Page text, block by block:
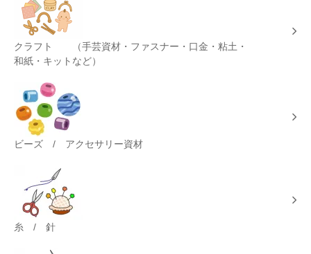
クラフト （手芸資材・ファスナー・口金・粘土・
和紙・キットなど）
ビーズ / アクセサリー資材
糸 / 針